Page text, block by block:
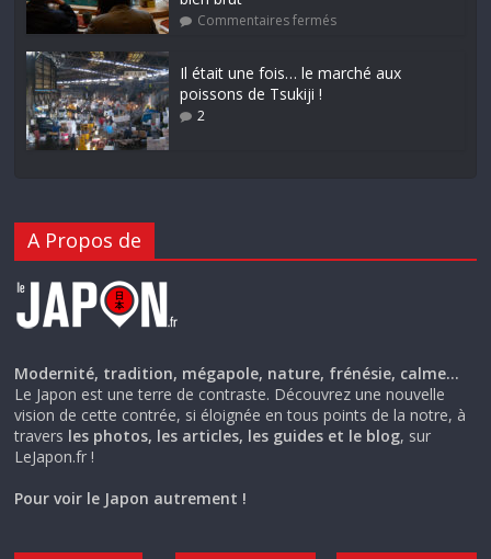
Commentaires fermés
Il était une fois… le marché aux
poissons de Tsukiji !
2
A Propos de
Modernité, tradition, mégapole, nature, frénésie, calme…
Le Japon est une terre de contraste. Découvrez une nouvelle
vision de cette contrée, si éloignée en tous points de la notre, à
travers les photos, les articles, les guides et le blog, sur
LeJapon.fr !
Pour voir le Japon autrement !